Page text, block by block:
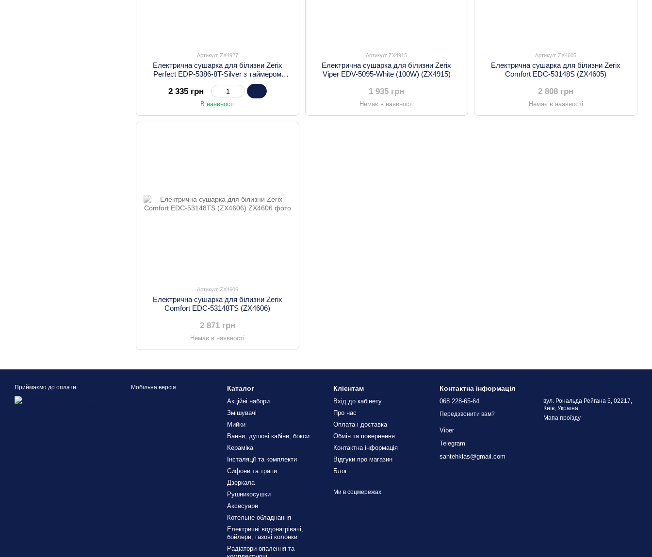
Артикул: ZX4927
Електрична сушарка для білизни Zerix
Perfect EDP-5386-8T-Silver з таймером
2 335 грн
В наявності
Артикул: ZX4915
Електрична сушарка для білизни Zerix
Viper EDV-5095-White (100W) (ZX4915)
1 935 грн
Немає в наявності
Артикул: ZX4605
Електрична сушарка для білизни Zerix
Comfort EDC-53148S (ZX4605)
2 808 грн
Немає в наявності
Артикул: ZX4606
Електрична сушарка для білизни Zerix
Comfort EDC-53148TS (ZX4606)
2 871 грн
Немає в наявності
Приймаємо до оплати Мобільна версія Каталог
Акційні набори
Змішувачі
Мийки
Ванни, душові кабіни, бокси
Кераміка
Інсталяції та комплекти
Сифони та трапи
Дзеркала
Рушникосушки
Аксесуари
Котельне обладнання
Електричні водонагрівачі,
бойлери, газові колонки
Радіатори опалення та
Клієнтам
Вхід до кабінету
Про нас
Оплата і доставка
Обмін та повернення
Контактна інформація
Відгуки про магазин
Блог
Ми в соцмережах
Контактна інформація
068 228-65-64
Передзвонити вам?
Viber
Telegram
santehklas@gmail.com
вул. Рональда Рейгана 5, 02217,
Київ, Україна
Мапа проїзду